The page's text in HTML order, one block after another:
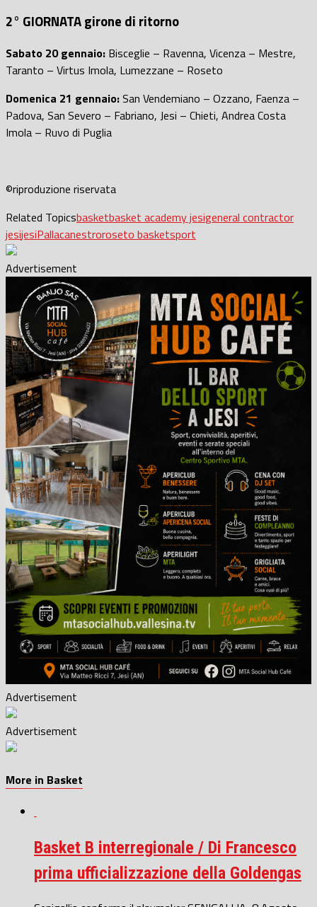
2° GIORNATA girone di ritorno
Sabato 20 gennaio: Bisceglie – Ravenna, Vicenza – Mestre,
Taranto – Virtus Imola, Lumezzane – Roseto
Domenica 21 gennaio:San Vendemiano – Ozzano, Faenza –
Padova, San Severo – Fabriano, Jesi – Chieti, Andrea Costa
Imola – Ruvo di Puglia
©riproduzione riservata
Related Topicsbasketbasket academy jesigeneral contractor
jesijesiPallacanestroroseto basketsport
Advertisement
Advertisement
Advertisement
More in Basket
Basket B interregionale / Di Francesco
prima ufficializzazione della Goldengas